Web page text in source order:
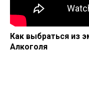
Как выбраться из
Алкоголя